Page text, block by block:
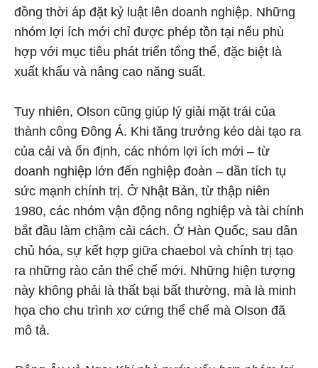
đồng thời áp đặt kỷ luật lên doanh nghiệp. Những
nhóm lợi ích mới chỉ được phép tồn tại nếu phù
hợp với mục tiêu phát triển tổng thể, đặc biệt là
xuất khẩu và nâng cao năng suất.
Tuy nhiên, Olson cũng giúp lý giải mặt trái của
thành công Đông Á. Khi tăng trưởng kéo dài tạo ra
của cải và ổn định, các nhóm lợi ích mới – từ
doanh nghiệp lớn đến nghiệp đoàn – dần tích tụ
sức mạnh chính trị. Ở Nhật Bản, từ thập niên
1980, các nhóm vận động nông nghiệp và tài chính
bắt đầu làm chậm cải cách. Ở Hàn Quốc, sau dân
chủ hóa, sự kết hợp giữa chaebol và chính trị tạo
ra những rào cản thể chế mới. Những hiện tượng
này không phải là thất bại bất thường, mà là minh
họa cho chu trình xơ cứng thể chế mà Olson đã
mô tả.